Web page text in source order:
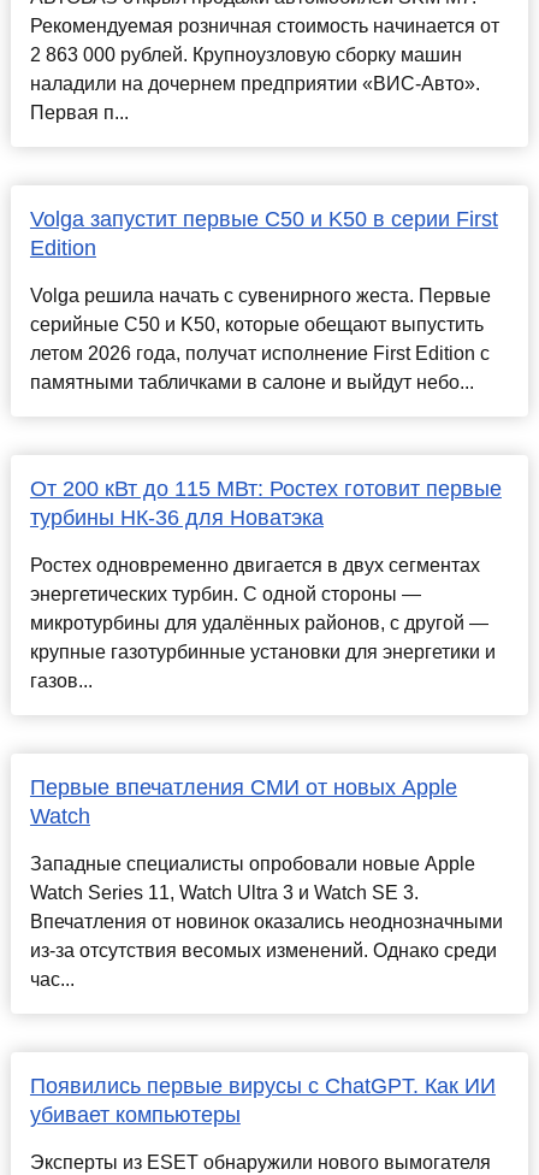
Рекомендуемая розничная стоимость начинается от
2 863 000 рублей. Крупноузловую сборку машин
наладили на дочернем предприятии «ВИС-Авто».
Первая п...
Volga запустит первые C50 и K50 в серии First
Edition
Volga решила начать с сувенирного жеста. Первые
серийные C50 и K50, которые обещают выпустить
летом 2026 года, получат исполнение First Edition с
памятными табличками в салоне и выйдут небо...
От 200 кВт до 115 МВт: Ростех готовит первые
турбины НК-36 для Новатэка
Ростех одновременно двигается в двух сегментах
энергетических турбин. С одной стороны —
микротурбины для удалённых районов, с другой —
крупные газотурбинные установки для энергетики и
газов...
Первые впечатления СМИ от новых Apple
Watch
Западные специалисты опробовали новые Apple
Watch Series 11, Watch Ultra 3 и Watch SE 3.
Впечатления от новинок оказались неоднозначными
из-за отсутствия весомых изменений. Однако среди
час...
Появились первые вирусы с ChatGPT. Как ИИ
убивает компьютеры
Эксперты из ESET обнаружили нового вымогателя